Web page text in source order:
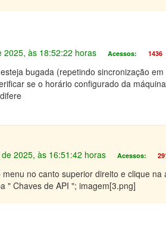
às 18:52:22 horas Acessos: 1436
bugada (repetindo sincronização
se o horário configurado da
2025, às 16:51:42 horas Acessos:
no canto superior direito e clique
" Chaves de API "; imagem[3.png]